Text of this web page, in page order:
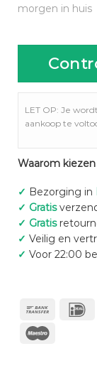
morgen in huis
LET OP: Je
aankoop te
Waarom
✓ Bezorging in
✓ Gratis
✓ Gratis
✓ Veilig en
✓ Voor 22:00